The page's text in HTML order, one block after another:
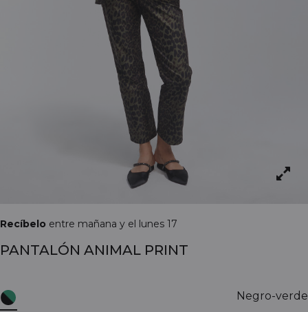
Recíbelo entre mañana y el lunes 17
PANTALÓN ANIMAL PRINT
Negro-verde